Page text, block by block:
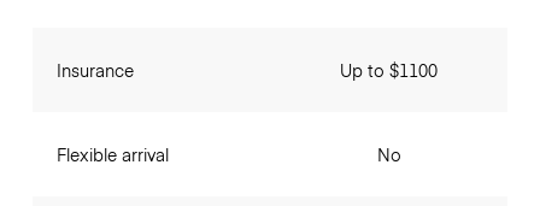
Insurance
Flexible arrival
Up to $1100
No